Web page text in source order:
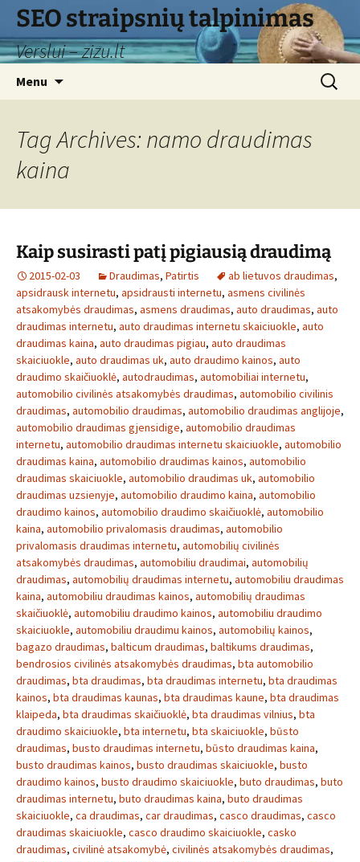
Skip
content
SEO straipsnių talpinimas
Verslui – zizu.lt
Menu
Search
for:
Tag Archives: namo draudimas
kaina
Kaip susirasti patį pigiausią draudimą
2015-02-03 Draudimas, Patirtis ab lietuvos draudimas,
apsidrausk internetu, apsidrausti internetu, asmens civilinės
atsakomybės draudimas, asmens draudimas, auto draudimas, auto
draudimas internetu, auto draudimas internetu skaiciuokle, auto
draudimas kaina, auto draudimas pigiau, auto draudimas
skaiciuokle, auto draudimas uk, auto draudimo kainos, auto
draudimo skaičiuoklė, autodraudimas, automobiliai internetu,
automobilio civilinės atsakomybės draudimas, automobilio civilinis
draudimas, automobilio draudimas, automobilio draudimas anglijoje,
automobilio draudimas gjensidige, automobilio draudimas
internetu, automobilio draudimas internetu skaiciuokle, automobilio
draudimas kaina, automobilio draudimas kainos, automobilio
draudimas skaiciuokle, automobilio draudimas uk, automobilio
draudimas uzsienyje, automobilio draudimo kaina, automobilio
draudimo kainos, automobilio draudimo skaičiuoklė, automobilio
kaina, automobilio privalomasis draudimas, automobilio
privalomasis draudimas internetu, automobilių civilinės
atsakomybės draudimas, automobiliu draudimai, automobilių
draudimas, automobilių draudimas internetu, automobiliu draudimas
kaina, automobiliu draudimas kainos, automobilių draudimas
skaičiuoklė, automobiliu draudimo kainos, automobiliu draudimo
skaiciuokle, automobiliu draudimu kainos, automobilių kainos,
bagazo draudimas, balticum draudimas, baltikums draudimas,
bendrosios civilinės atsakomybės draudimas, bta automobilio
draudimas, bta draudimas, bta draudimas internetu, bta draudimas
kainos, bta draudimas kaunas, bta draudimas kaune, bta draudimas
klaipeda, bta draudimas skaičiuoklė, bta draudimas vilnius, bta
draudimo skaiciuokle, bta internetu, bta skaiciuokle, būsto
draudimas, busto draudimas internetu, būsto draudimas kaina,
busto draudimas kainos, busto draudimas skaiciuokle, busto
draudimo kainos, busto draudimo skaiciuokle, buto draudimas, buto
draudimas internetu, buto draudimas kaina, buto draudimas
skaiciuokle, ca draudimas, car draudimas, casco draudimas, casco
draudimas skaiciuokle, casco draudimo skaiciuokle, casko
draudimas, civilinė atsakomybė, civilinės atsakomybės draudimas,